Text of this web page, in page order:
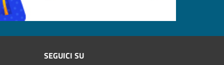
SEGUICI SU